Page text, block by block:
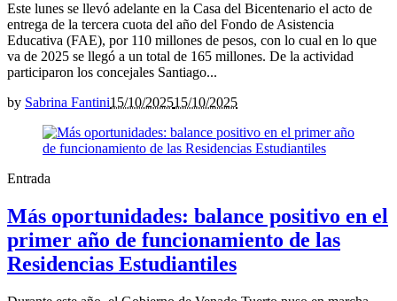
Este lunes se llevó adelante en la Casa del Bicentenario el acto de
entrega de la tercera cuota del año del Fondo de Asistencia
Educativa (FAE), por 110 millones de pesos, con lo cual en lo que
va de 2025 se llegó a un total de 165 millones. De la actividad
participaron los concejales Santiago...
by Sabrina Fantini15/10/202515/10/2025
Entrada
Más oportunidades: balance positivo en el
primer año de funcionamiento de las
Residencias Estudiantiles